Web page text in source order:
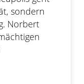
sondern
Norbert